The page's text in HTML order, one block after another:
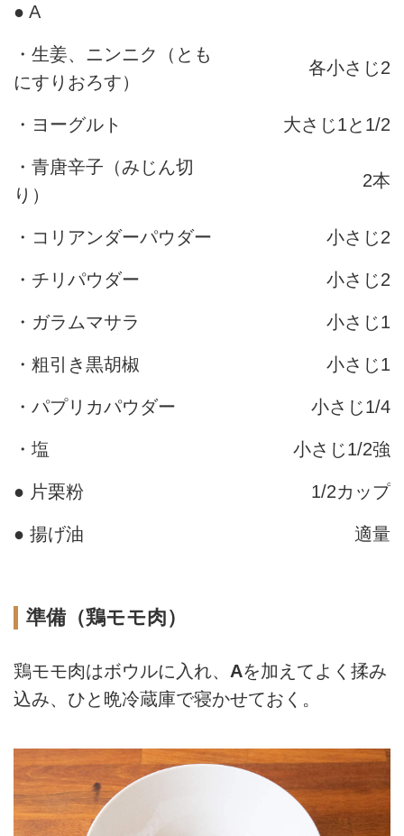
● A
・生姜、ニンニク（とも
にすりおろす）
各小さじ2
・ヨーグルト 大さじ1と1/2
・青唐辛子（みじん切
り）
2本
・コリアンダーパウダー 小さじ2
・チリパウダー 小さじ2
・ガラムマサラ 小さじ1
・粗引き黒胡椒 小さじ1
・パプリカパウダー 小さじ1/4
・塩 小さじ1/2強
● 片栗粉 1/2カップ
● 揚げ油 適量
準備（鶏モモ肉）
鶏モモ肉はボウルに入れ、 Aを加えてよく揉み
込み、ひと晩冷蔵庫で寝かせておく。